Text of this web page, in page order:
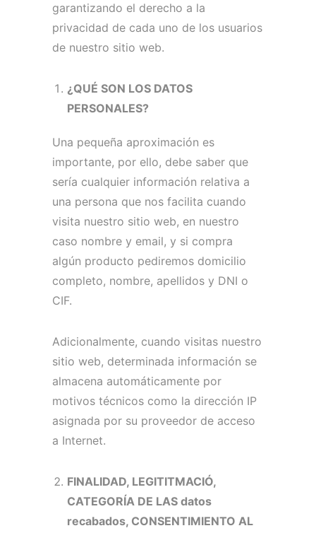
garantizando el derecho a la
privacidad de cada uno de los usuarios
de nuestro sitio web.
¿QUÉ SON LOS DATOS
PERSONALES?
Una pequeña aproximación es
importante, por ello, debe saber que
sería cualquier información relativa a
una persona que nos facilita cuando
visita nuestro sitio web, en nuestro
caso nombre y email, y si compra
algún producto pediremos domicilio
completo, nombre, apellidos y DNI o
CIF.
Adicionalmente, cuando visitas nuestro
sitio web, determinada información se
almacena automáticamente por
motivos técnicos como la dirección IP
asignada por su proveedor de acceso
a Internet.
FINALIDAD, LEGITITMACIÓ,
CATEGORÍA DE LAS datos
recabados, CONSENTIMIENTO AL